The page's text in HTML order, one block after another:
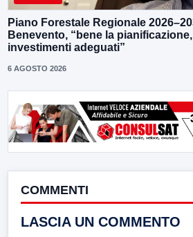
Piano Forestale Regionale
Benevento, “bene la
investimenti adeguati”
6 AGOSTO 2026
COMMENTI
LASCIA UN COMMENTO